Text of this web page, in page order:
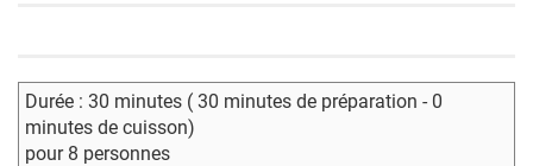
Durée : 30 minutes ( 30 minutes de préparation - 0
minutes de cuisson)
pour 8 personnes